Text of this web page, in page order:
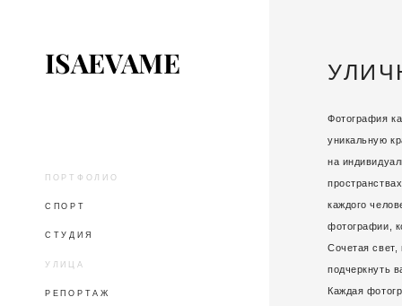
ISAEVAME
ПОРТФОЛИО
СПОРТ
СТУДИЯ
УЛИЦА
РЕПОРТАЖ
Фотография
уникальную
на
каждого
фотографии,
Сочетая
подчеркнуть
Каждая